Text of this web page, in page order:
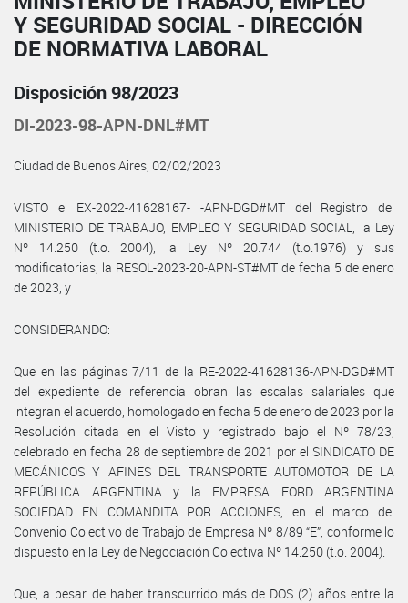
Y SEGURIDAD SOCIAL - DIRECCIÓN
DE NORMATIVA LABORAL
Disposición 98/2023
DI-2023-98-APN-DNL#MT
Ciudad de Buenos Aires, 02/02/2023
VISTO el EX-2022-41628167- -APN-DGD#MT del Registro del
MINISTERIO DE TRABAJO, EMPLEO Y SEGURIDAD SOCIAL, la Ley
Nº 14.250 (t.o. 2004), la Ley Nº 20.744 (t.o.1976) y sus
modificatorias, la RESOL-2023-20-APN-ST#MT de fecha 5 de enero
de 2023, y
CONSIDERANDO:
Que en las páginas 7/11 de la RE-2022-41628136-APN-DGD#MT
del expediente de referencia obran las escalas salariales que
integran el acuerdo, homologado en fecha 5 de enero de 2023 por la
Resolución citada en el Visto y registrado bajo el Nº 78/23,
celebrado en fecha 28 de septiembre de 2021 por el SINDICATO DE
MECÁNICOS Y AFINES DEL TRANSPORTE AUTOMOTOR DE LA
REPÚBLICA ARGENTINA y la EMPRESA FORD ARGENTINA
SOCIEDAD EN COMANDITA POR ACCIONES, en el marco del
Convenio Colectivo de Trabajo de Empresa Nº 8/89 “E”, conforme lo
dispuesto en la Ley de Negociación Colectiva Nº 14.250 (t.o. 2004).
Que, a pesar de haber transcurrido más de DOS (2) años entre la